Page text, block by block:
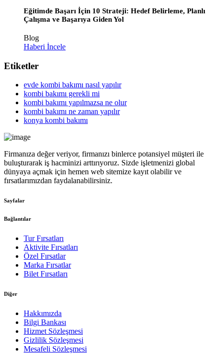
Eğitimde Başarı İçin 10 Strateji: Hedef Belirleme, Planlı
Çalışma ve Başarıya Giden Yol
Blog
Haberi İncele
Etiketler
evde kombi bakımı nasıl yapılır
kombi bakımı gerekli mi
kombi bakımı yapılmazsa ne olur
kombi bakımı ne zaman yapılır
konya kombi bakımı
Firmanıza değer veriyor, firmanızı binlerce potansiyel müşteri ile
buluşturarak iş hacminizi arttırıyoruz. Sizde işletmenizi global
dünyaya açmak için hemen web sitemize kayıt olabilir ve
fırsatlarımızdan faydalanabilirsiniz.
Sayfalar
Bağlantılar
Tur Fırsatları
Aktivite Fırsatları
Özel Fırsatlar
Marka Fırsatlar
Bilet Fırsatları
Diğer
Hakkımızda
Bilgi Bankası
Hizmet Sözleşmesi
Gizlilik Sözleşmesi
Mesafeli Sözleşmesi